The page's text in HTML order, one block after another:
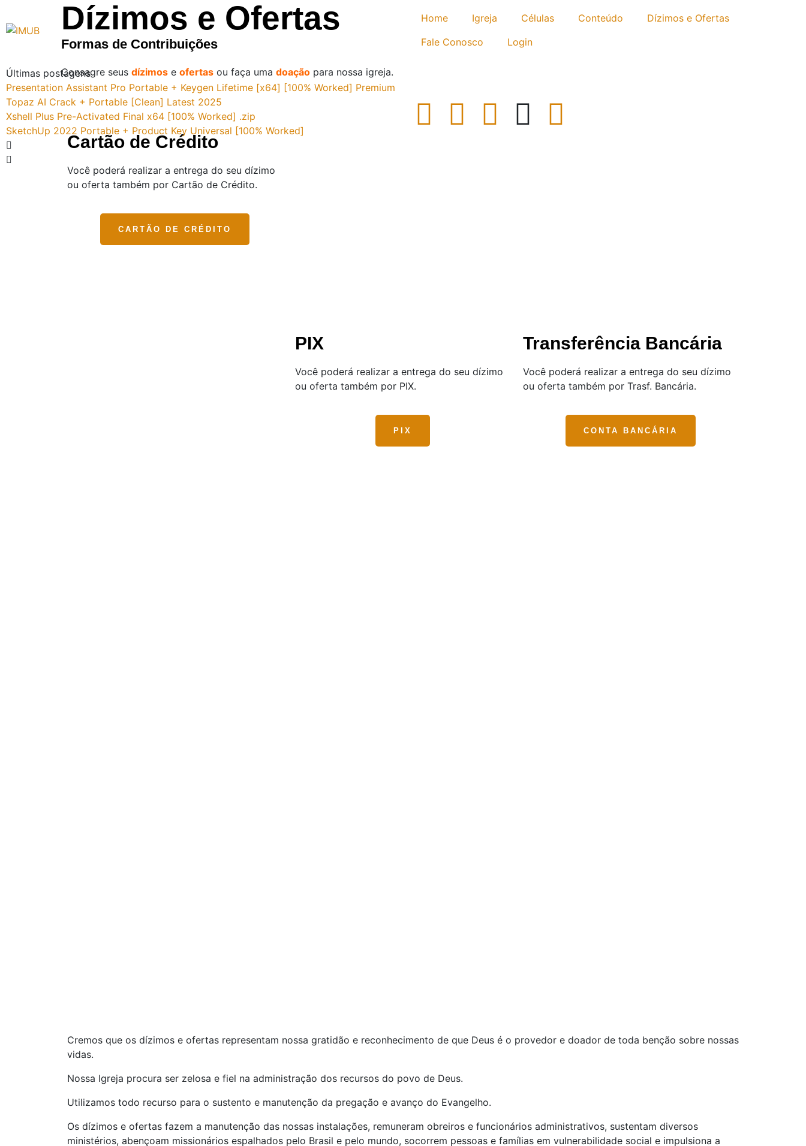
Home Igreja Células Conteúdo
Dízimos e Ofertas
Fale Conosco
Login
Últimas postagens
Presentation Assistant Pro Portable + Keygen Lifetime [x64] [100% Worked] Premium
Topaz AI Crack + Portable [Clean] Latest 2025
Xshell Plus Pre-Activated Final x64 [100% Worked] .zip
SketchUp 2022 Portable + Product Key Universal [100% Worked]
Dízimos e Ofertas
Formas de Contribuições
Consagre seus dízimos e ofertas ou faça uma doação para nossa igreja.
Cartão de Crédito
Você poderá realizar a entrega do seu dízimo
ou oferta também por Cartão de Crédito.
CARTÃO DE CRÉDITO
PIX
Você poderá realizar a entrega do seu dízimo
ou oferta também por PIX.
PIX
Transferência Bancária
Você poderá realizar a entrega do seu dízimo
ou oferta também por Trasf. Bancária.
CONTA BANCÁRIA
Cremos que os dízimos e ofertas representam nossa gratidão e reconhecimento de que Deus é o provedor e doador de toda benção sobre nossas
vidas.
Nossa Igreja procura ser zelosa e fiel na administração dos recursos do povo de Deus.
Utilizamos todo recurso para o sustento e manutenção da pregação e avanço do Evangelho.
Os dízimos e ofertas fazem a manutenção das nossas instalações, remuneram obreiros e funcionários administrativos, sustentam diversos
ministérios, abençoam missionários espalhados pelo Brasil e pelo mundo, socorrem pessoas e famílias em vulnerabilidade social e impulsiona a